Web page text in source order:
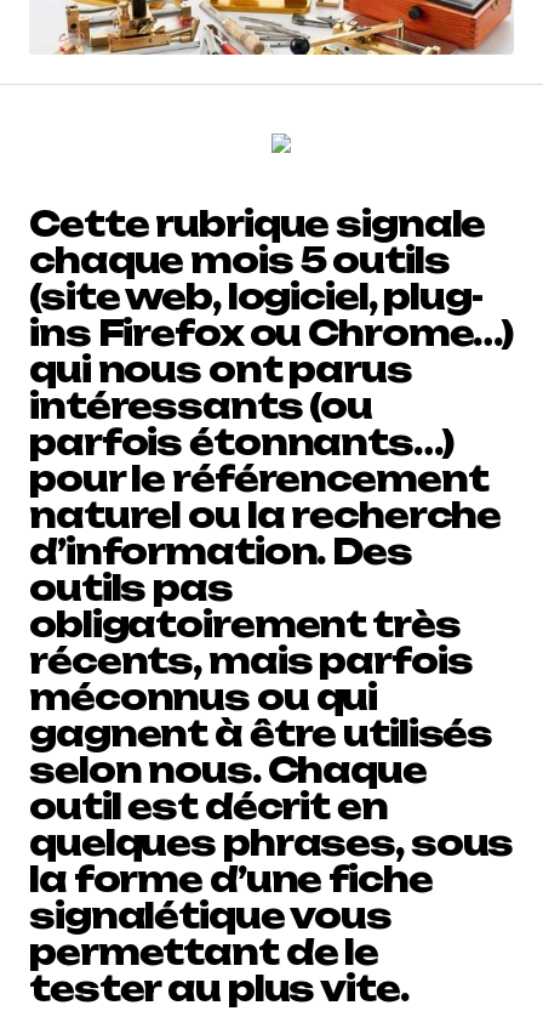
Cette rubrique signale
chaque mois 5 outils
(site web, logiciel, plug-
ins Firefox ou Chrome…)
qui nous ont parus
intéressants (ou
parfois étonnants…)
pour le référencement
naturel ou la recherche
d’information. Des
outils pas
obligatoirement très
récents, mais parfois
méconnus ou qui
gagnent à être utilisés
selon nous. Chaque
outil est décrit en
quelques phrases, sous
la forme d’une fiche
signalétique vous
permettant de le
tester au plus vite.